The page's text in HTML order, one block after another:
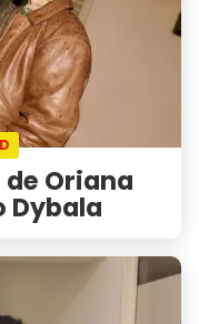
de Oriana
Dybala